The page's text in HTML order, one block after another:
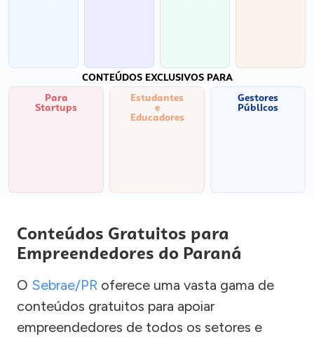
CONTEÚDOS EXCLUSIVOS PARA
Para
Startups
Estudantes
e
Educadores
Gestores
Públicos
Conteúdos Gratuitos para
Empreendedores do Paraná
O Sebrae/PR oferece uma vasta gama de
conteúdos gratuitos para apoiar
empreendedores de todos os setores e